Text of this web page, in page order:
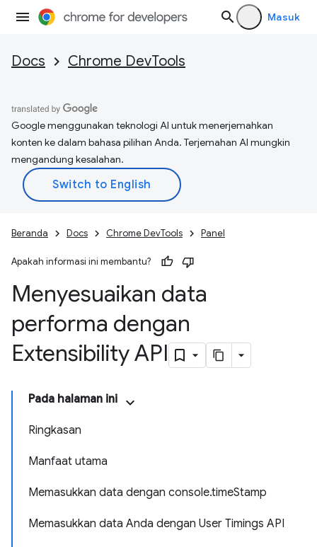
Masuk
Docs Chrome DevTools
Google menggunakan teknologi AI untuk menerjemahkan
konten ke dalam bahasa pilihan Anda. Terjemahan AI mungkin
mengandung kesalahan.
Beranda Docs Chrome DevTools Panel
Apakah informasi ini membantu?
Menyesuaikan data
performa dengan
Extensibility API
Pada halaman ini
Ringkasan
Manfaat utama
Memasukkan data dengan console.timeStamp
Memasukkan data Anda dengan User Timings API